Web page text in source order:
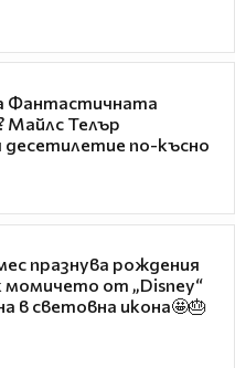
Фантастичната
Майлс Телър
десетилетие по-късно
празнува рождения
момичето от „Disney“
в световна икона🤩🎂